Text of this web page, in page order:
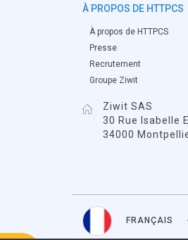
À PROPOS DE HTTPCS
À propos de HTTPCS
Presse
Recrutement
Groupe Ziwit
Ziwit SAS
30 Rue Isabelle
34000
FRANÇAIS